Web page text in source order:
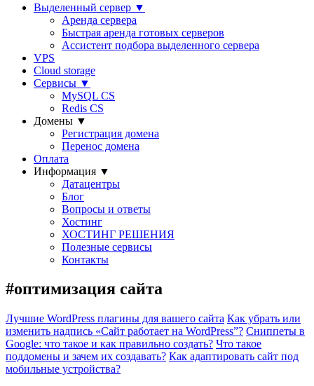
Выделенный сервер ▼
Аренда сервера
Быстрая аренда готовых серверов
Ассистент подбора выделенного сервера
VPS
Cloud storage
Сервисы ▼
MySQL CS
Redis CS
Домены ▼
Регистрация домена
Перенос домена
Оплата
Информация ▼
Датацентры
Блог
Вопросы и ответы
Хостинг
ХОСТИНГ РЕШЕНИЯ
Полезные сервисы
Контакты
#оптимизация сайта
Лучшие WordPress плагины для вашего сайта Как убрать или
изменить надпись «Сайт работает на WordPress”? Сниппеты в
Google: что такое и как правильно создать? Что такое
поддомены и зачем их создавать? Как адаптировать сайт под
мобильные устройства?